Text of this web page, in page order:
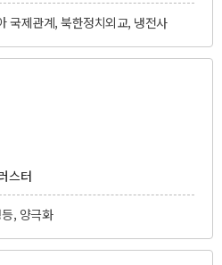
국제관계, 북한정치외교, 냉전사
스터
, 양극화